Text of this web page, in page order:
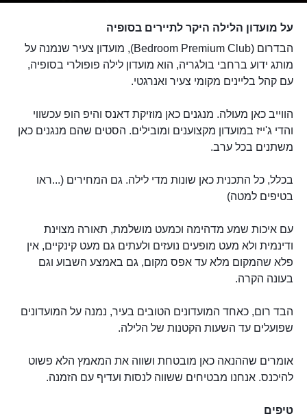
על מועדון הלילה היקר לתיירים בסופיה
הבדרום (Bedroom Premium Club), מועדון צעיר שנמנה על
מותג ידוע ברחבי בולגריה, הוא מועדון לילה פופולרי בסופיה,
עם קהל בליינים מקומי צעיר ואנרגטי.
הווייב כאן מעולה. מנגנים כאן מוזיקת דאנס והיפ הופ עכשווי
והדי ג'ייז במועדון מקצוענים ומובילים. הסטים שהם מנגנים כאן
משתנים בכל ערב.
בכלל, כל התכנית כאן שונות מדי לילה. גם המחירים (...ראו
בטיפים למטה)
עם איכות שמע מדהימה וכמעט מושלמת, תאורה מצוינת
ודינמית ולא מעט מופעים נועזים ולעתים גם מעט קינקיים, אין
פלא שהמקום מלא עד אפס מקום, גם באמצע השבוע וגם
בעונה הקרה.
הבד רום, כאחד המועדונים הטובים בעיר, נמנה על המועדונים
שפועלים עד השעות הקטנות של הלילה.
אומרים שההנאה כאן מובטחת ושווה את המאמץ הלא פשוט
להיכנס. אנחנו מבטיחים ששווה לנסות ועדיף עם הזמנה.
טיפים